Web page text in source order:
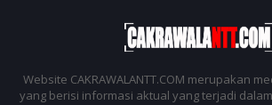
Website CAKRAWALANTT.COM merupakan
yang berisi informasi aktual yang terjadi